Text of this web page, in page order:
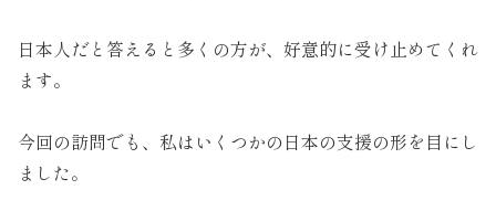
日本人だと答えると多くの方が、好意的に受け止めてくれ
ます。
今回の訪問でも、私はいくつかの日本の支援の形を目にし
ました。